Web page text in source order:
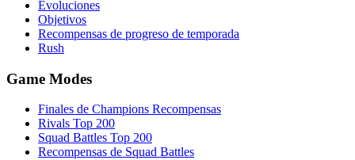
Evoluciones
Objetivos
Recompensas de progreso de temporada
Rush
Game Modes
Finales de Champions Recompensas
Rivals Top 200
Squad Battles Top 200
Recompensas de Squad Battles